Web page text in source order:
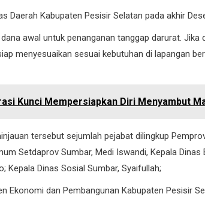
Daerah Kabupaten Pesisir Selatan pada akhir
awal untuk penanganan tanggap darurat. Jika
menyesuaikan sesuai kebutuhan di lapangan
Kunci Mempersiapkan Diri Menyambut
tersebut sejumlah pejabat dilingkup
Setdaprov Sumbar, Medi Iswandi, Kepala Dinas
Kepala Dinas Sosial Sumbar, Syaifullah;
Ekonomi dan Pembangunan Kabupaten Pesisir